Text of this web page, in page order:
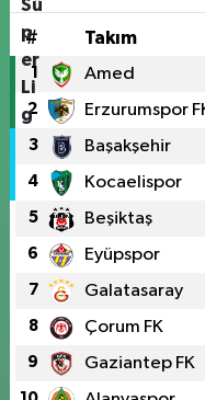
# Takım
1 Amed
2 Erzurumspor
3 Başakşehir
4 Kocaelispor
5 Beşiktaş
6 Eyüpspor
7 Galatasaray
8 Çorum FK
9 Gaziantep FK